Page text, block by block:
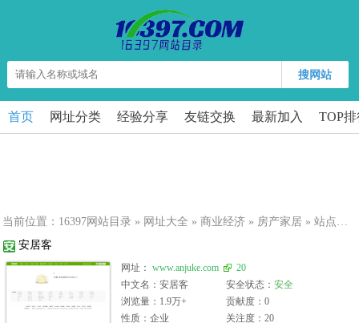
搜网站
首页 网址分类 经验分享 友链交换 最新加入 TOP
当前位置： 16397网站目录 » 网址大全 » 商业经济 » 房产家居 » 站点详细
安居客
网址： www.anjuke.com
20
中文名：安居客
安全状态：安全
浏览量：1.9万+
贡献度：0
性质：企业
关注度：20